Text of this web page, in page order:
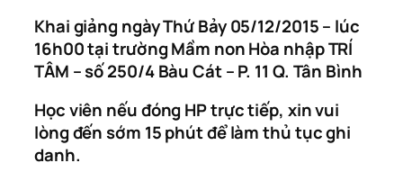
Khai giảng ngày Thứ Bảy 05/12/2015 – lúc
16h00 tại trường Mầm non Hòa nhập TRÍ
TÂM – số 250/4 Bàu Cát – P. 11 Q. Tân Bình
Học viên nếu đóng HP trực tiếp, xin vui
lòng đến sớm 15 phút để làm thủ tục ghi
danh.